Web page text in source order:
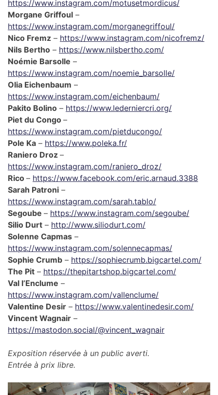
https://www.instagram.com/motusetmordicus/
Morgane Griffoul –
https://www.instagram.com/morganegriffoul/
Nico Fremz – https://www.instagram.com/nicofremz/
Nils Bertho – https://www.nilsbertho.com/
Noémie Barsolle –
https://www.instagram.com/noemie_barsolle/
Olia Eichenbaum –
https://www.instagram.com/eichenbaum/
Pakito Bolino – https://www.lederniercri.org/
Piet du Congo –
https://www.instagram.com/pietducongo/
Pole Ka – https://www.poleka.fr/
Raniero Droz –
https://www.instagram.com/raniero_droz/
Rico – https://www.facebook.com/eric.arnaud.3388
Sarah Patroni –
https://www.instagram.com/sarah.tablo/
Segoube – https://www.instagram.com/segoube/
Silio Durt – http://www.siliodurt.com/
Solenne Capmas –
https://www.instagram.com/solennecapmas/
Sophie Crumb – https://sophiecrumb.bigcartel.com/
The Pit – https://thepitartshop.bigcartel.com/
Val l’Enclume –
https://www.instagram.com/vallenclume/
Valentine Desir – https://www.valentinedesir.com/
Vincent Wagnair –
https://mastodon.social/@vincent_wagnair
Exposition réservée à un public averti.
Entrée à prix libre.